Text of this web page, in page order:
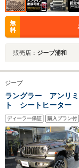
無
料
販売店： ジープ浦和
ジープ
ラングラー アンリ
ト シートヒーター
応オーディオ ナビ
ダプティブクルーズ
ディーラー保証 購入プラン付